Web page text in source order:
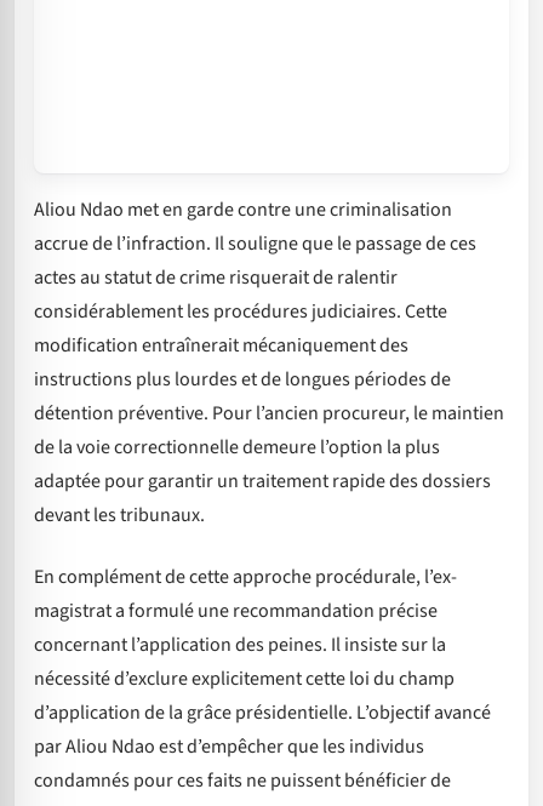
Aliou Ndao met en garde contre une criminalisation
accrue de l’infraction. Il souligne que le passage de ces
actes au statut de crime risquerait de ralentir
considérablement les procédures judiciaires. Cette
modification entraînerait mécaniquement des
instructions plus lourdes et de longues périodes de
détention préventive. Pour l’ancien procureur, le maintien
de la voie correctionnelle demeure l’option la plus
adaptée pour garantir un traitement rapide des dossiers
devant les tribunaux.
En complément de cette approche procédurale, l’ex-
magistrat a formulé une recommandation précise
concernant l’application des peines. Il insiste sur la
nécessité d’exclure explicitement cette loi du champ
d’application de la grâce présidentielle. L’objectif avancé
par Aliou Ndao est d’empêcher que les individus
condamnés pour ces faits ne puissent bénéficier de